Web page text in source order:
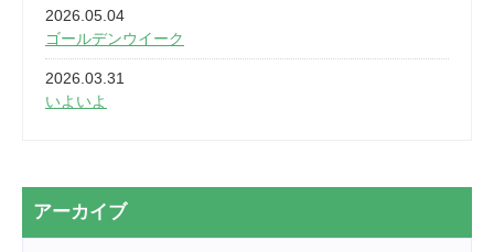
2026.05.04
ゴールデンウイーク
2026.03.31
いよいよ
2026.03.20
なぎなた
アーカイブ